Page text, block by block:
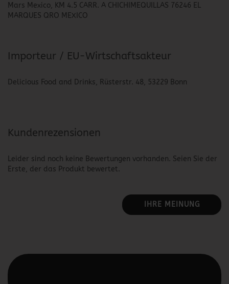
Mars Mexico, KM 4.5 CARR. A CHICHIMEQUILLAS 76246 EL
MARQUES QRO MEXICO
Importeur / EU-Wirtschaftsakteur
Delicious Food and Drinks, Rüsterstr. 48, 53229 Bonn
Kundenrezensionen
Leider sind noch keine Bewertungen vorhanden. Seien Sie der
Erste, der das Produkt bewertet.
IHRE MEINUNG